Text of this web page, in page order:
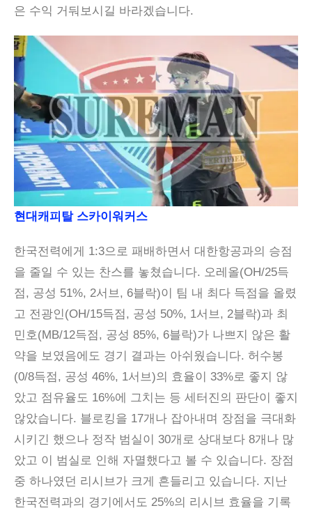
은 수익 거둬보시길 바라겠습니다.
현대캐피탈 스카이워커스
한국전력에게 1:3으로 패배하면서 대한항공과의 승점
을 줄일 수 있는 찬스를 놓쳤습니다. 오레올(OH/25득
점, 공성 51%, 2서브, 6블락)이 팀 내 최다 득점을 올렸
고 전광인(OH/15득점, 공성 50%, 1서브, 2블락)과 최
민호(MB/12득점, 공성 85%, 6블락)가 나쁘지 않은 활
약을 보였음에도 경기 결과는 아쉬웠습니다. 허수봉
(0/8득점, 공성 46%, 1서브)의 효율이 33%로 좋지 않
았고 점유율도 16%에 그치는 등 세터진의 판단이 좋지
않았습니다. 블로킹을 17개나 잡아내며 장점을 극대화
시키긴 했으나 정작 범실이 30개로 상대보다 8개나 많
았고 이 범실로 인해 자멸했다고 볼 수 있습니다. 장점
중 하나였던 리시브가 크게 흔들리고 있습니다. 지난
한국전력과의 경기에서도 25%의 리시브 효율을 기록